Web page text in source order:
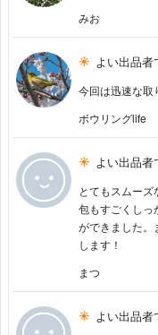
みお
よい出品者
今回は迅速な取
ボウリングlife
よい出品者
とてもスムー
包もすごくしっ
ができました。
します！
まつ
よい出品者